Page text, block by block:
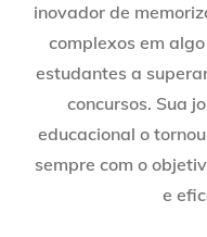
inovador de
complexos em
estudantes a
concursos. Sua
educacional o
sempre com o
e